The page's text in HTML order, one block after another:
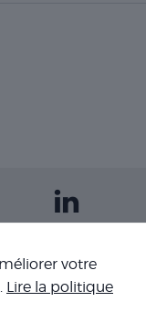
votre
Lire la politique